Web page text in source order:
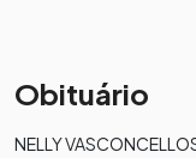
Obituário
NELLY